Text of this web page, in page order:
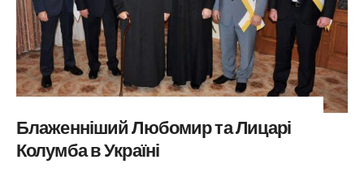
Блаженніший Любомир та Лицарі
Колумба в Україні